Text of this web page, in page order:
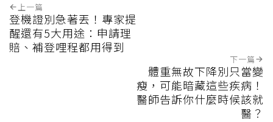
上一篇
登機證別急著丟！專家提
醒還有5大用途：申請理
賠、補登哩程都用得到
下一篇
體重無故下降別只當變
瘦，可能暗藏這些疾病！
醫師告訴你什麼時候該就
醫？